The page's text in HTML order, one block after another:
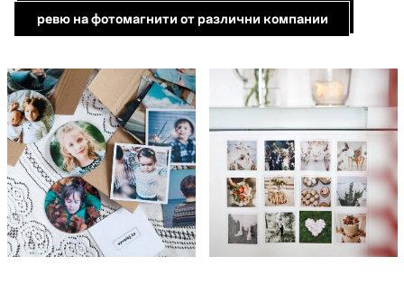
ревю на фотомагнити от различни компании